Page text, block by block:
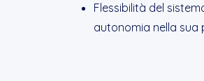
Flessibilità del
autonomia nella sua